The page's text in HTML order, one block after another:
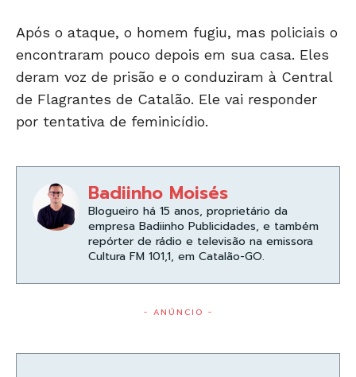
Após o ataque, o homem fugiu, mas policiais o
encontraram pouco depois em sua casa. Eles
deram voz de prisão e o conduziram à Central
de Flagrantes de Catalão. Ele vai responder
por tentativa de feminicídio.
Badiinho Moisés
Blogueiro há 15 anos, proprietário da
empresa Badiinho Publicidades, e também
repórter de rádio e televisão na emissora
Cultura FM 101,1, em Catalão-GO.
- ANÚNCIO -